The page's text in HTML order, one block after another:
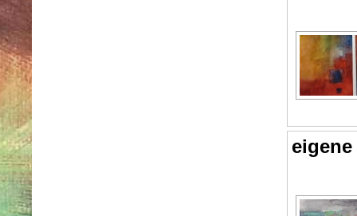
eigene